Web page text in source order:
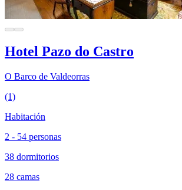
Hotel Pazo do Castro
O Barco de Valdeorras
(1)
Habitación
2 - 54 personas
38 dormitorios
28 camas